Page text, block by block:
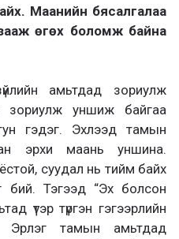
Маанийн бясалгалаа
өгөх боломж байна
амьтдад зориулж
зориулж уншиж байгаа
гэдэг. Эхлээд тамын
эрхи маань уншина.
суудал нь тийм байх
бий. Тэгээд “Эх болсон
үтэр түргэн гэгээрлийн
Эрлэг тамын амьтдад